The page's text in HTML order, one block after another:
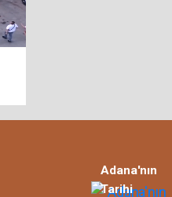
Adana'nın
Tarihi